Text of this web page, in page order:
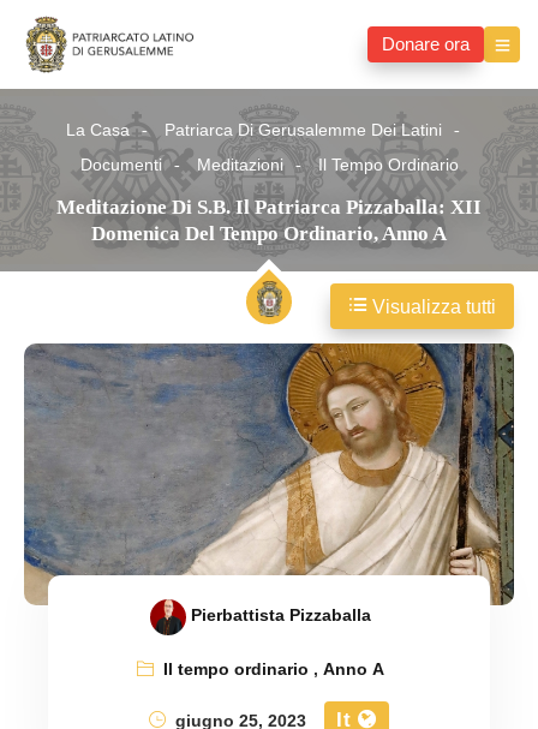
Donare ora
La Casa
Patriarca Di Gerusalemme Dei Latini
Documenti
Meditazioni Il Tempo Ordinario
Meditazione Di S.B. Il Patriarca Pizzaballa: XII
Domenica Del Tempo Ordinario, Anno A
Pierbattista Pizzaballa
Il tempo ordinario ,Anno A
giugno 25, 2023
It
Visualizza tutti